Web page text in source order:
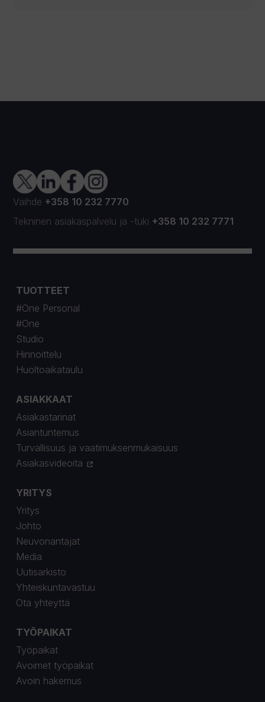
Vaihde +358 10 232 7770
Tekninen asiakaspalvelu ja -tuki +358 10 232 7771
TUOTTEET
#One Personal
#One
Studio
Hinnoittelu
Huoltoaikataulu
ASIAKKAAT
Asiakastarinat
Asiantuntemus
Turvallisuus ja vaatimuksenmukaisuus
Asiakasvideoita
YRITYS
Yritys
Johto
Neuvonantajat
Media
Uutisarkisto
Yhteiskuntavastuu
Ota yhteyttä
TYÖPAIKAT
Työpaikat
Avoimet työpaikat
Avoin hakemus